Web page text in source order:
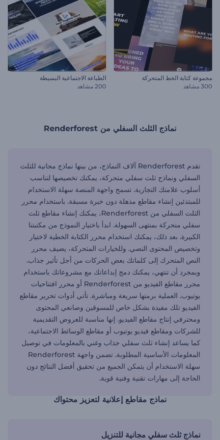
مجموعة كتابة الخط المتحركة
300 مشاهد
الطباعة الاجتماعية البسيطة
200 مشاهد
نماذج الثلث السفلي من Renderforest
تقدم Renderforest آلاف النماذج، من بينها نماذج مجانية للثلث
السفلي ونماذج ثلث سفلي متحركة، يمكنك تخصيصها لتناسب
أسلوب علامتك التجارية. تسمح واجهة المنصة سهلة الاستخدام
للمبتدئين إنشاء مقاطع مذهلة دون خبرة مسبقة. باستخدام محرر
الثلث السفلي من Renderforest، يمكنك إنشاء مقاطع ثلث
سفلي متحركة بمنتهى السهولة. ابدأ باختيار النموذج من مكتبتنا
الكبيرة. بعد ذلك، يمكنك استخدام محرر الكتابة الخطية لاختيار
وتخصيص المحتوى النصي. وللخيارات المتحركة، يضيف محرر
النص المتحرك إلى كلماتك بعض الحركات من أجل تأثير جذاب.
وبمجرد أن تنتهي، يمكنك دمج إبداعاتك مع مشروعاتك باستخدام
محرر مقاطع الفيديو من Renderforest أو محرر افتتاحيات
يوتيوب. العملية برمتها سريعة ومباشرة. تأتي أدوات تحرير مقاطع
الفيديو تلك مفيدة بشكل خاص للمسوقين وصانعي المحتوى
ومحترفي إنتاج مقاطع الفيديو. إنها مناسبة للعروض التقديمية
للشركات ومقاطع فيديو يوتيوب أو مقاطع الوسائط الاجتماعية،
كما يساعد إنشاء ثلث سفلي جذاب وغني بالمعلومات في توصيل
المعلومات الأساسية المطلوبة. تضمن واجهة Renderforest
سهلة الاستخدام أن يتمكن الجميع من تحقيق أفضل النتائج دون
الحاجة إلى مهارات تقنية وفنية قوية.
نماذج مقاطع إعلانية لتعزيز محتواك
نماذج ثلث سفلي مجانية للتنزيل